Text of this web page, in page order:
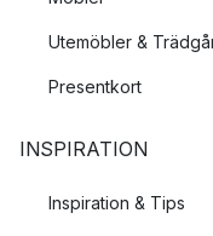
Utemöbler &
Presentkort
INSPIRATION
Inspiration & Tips